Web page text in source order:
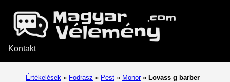
Kontakt
Értékelések » Fodrasz » Pest » Monor » Lovass g barber